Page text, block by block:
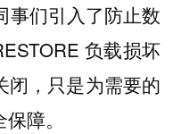
事们引入了防止数
负载损坏
闭，只是为需要的
障。